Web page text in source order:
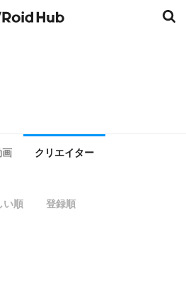
画 クリエイター
い順 登録順